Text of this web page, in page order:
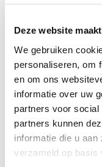
Deze website
We gebruiken
personaliseren, om
en om ons
informatie over uw
partners voor
partners kunnen
informatie die u
verzameld op basis
rendement en de
te staan neemt het
moment vloeit
naar de
middensegment.
(een deel van de)
het buitenland en
de Nederlandse
van de